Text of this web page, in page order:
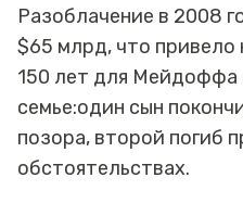
Разоблачение в 2008
$65 млрд, что привело
150 лет для Мейдоффа
семье:один сын
позора, второй погиб
обстоятельствах.